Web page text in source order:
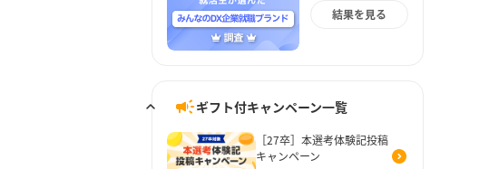
結果を見る
ギフト付キャンペーン一覧
［27卒］本選考体験記投稿
キャンペーン